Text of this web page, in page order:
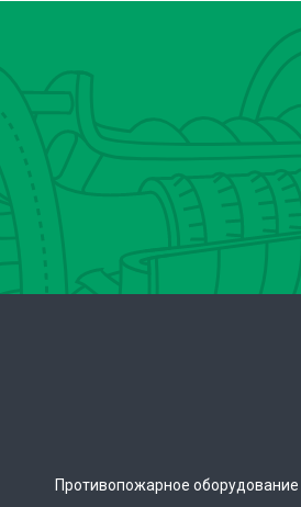
Противопожарное оборудование